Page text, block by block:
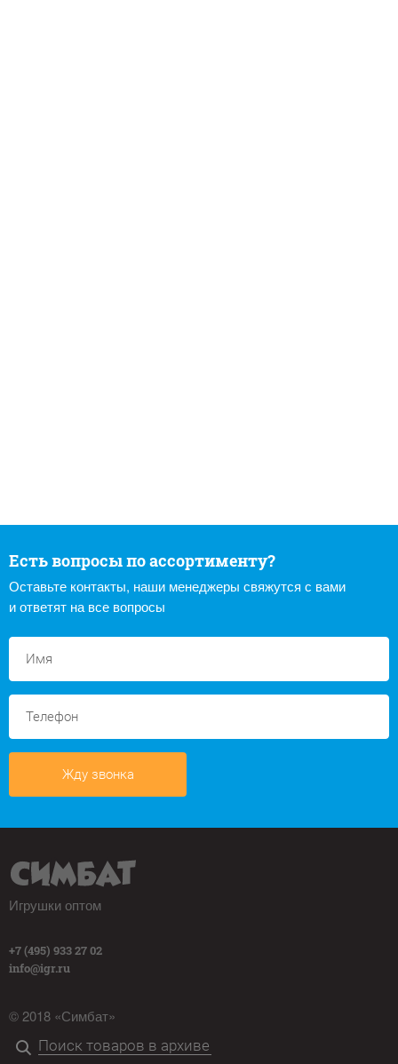
Есть вопросы по ассортименту?
Оставьте контакты, наши менеджеры свяжутся с вами
и ответят на все вопросы
Жду звонка
Игрушки оптом
+7 (495) 933 27 02
info@igr.ru
© 2018 «Симбат»